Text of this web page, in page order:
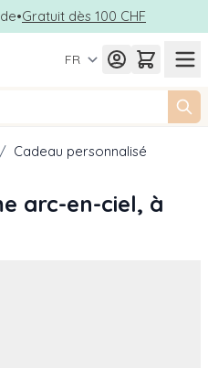
•Gratuit dès 100 CHF
FR
/ Cadeau personnalisé
arc-en-ciel, à